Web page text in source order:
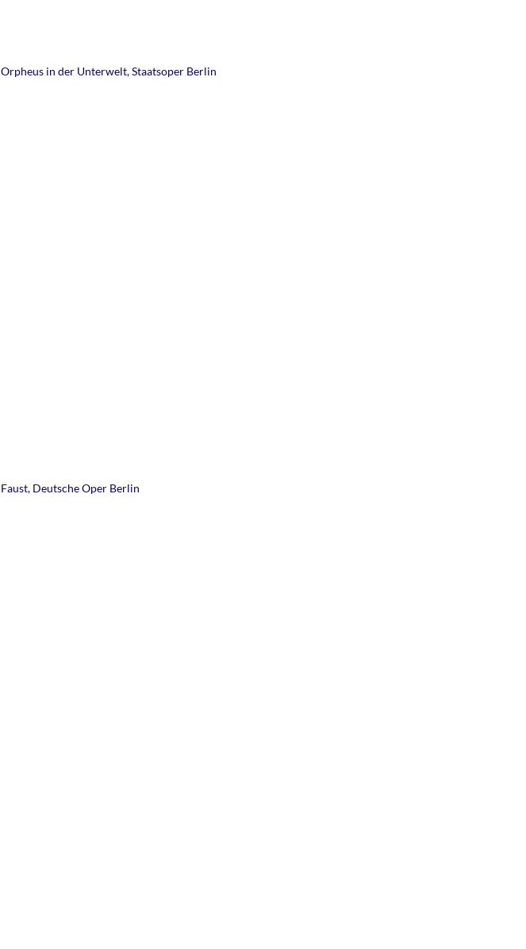
Orpheus in der Unterwelt, Staatsoper Berlin
Faust, Deutsche Oper Berlin